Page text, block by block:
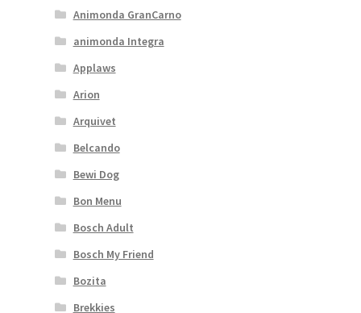
Animonda GranCarno
animonda Integra
Applaws
Arion
Arquivet
Belcando
Bewi Dog
Bon Menu
Bosch Adult
Bosch My Friend
Bozita
Brekkies